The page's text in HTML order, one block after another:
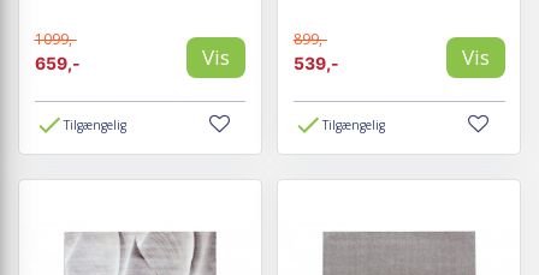
1099,-
659,-
Vis
Tilgængelig
899,-
539,-
Vis
Tilgængelig